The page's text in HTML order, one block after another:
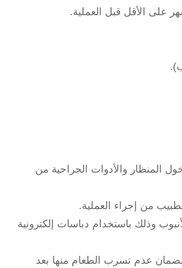
على الأقل قبل العملية.
تتعدى الفتحة 2 سم للسماح بدخول المنظار والأدوات الجراحية من
من إجراء العملية.
يشبه الأنبوب وذلك باستخدام دباسات إلكترونية
عدم تسرب الطعام منها بعد